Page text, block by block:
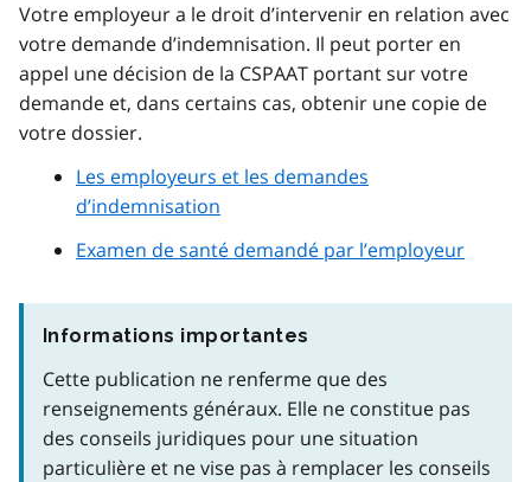
Votre employeur a le droit d’intervenir en relation avec
votre demande d’indemnisation. Il peut porter en
appel une décision de la CSPAAT portant sur votre
demande et, dans certains cas, obtenir une copie de
votre dossier.
Les employeurs et les demandes
d’indemnisation
Examen de santé demandé par l’employeur
Informations importantes
Cette publication ne renferme que des
renseignements généraux. Elle ne constitue pas
des conseils juridiques pour une situation
particulière et ne vise pas à remplacer les conseils